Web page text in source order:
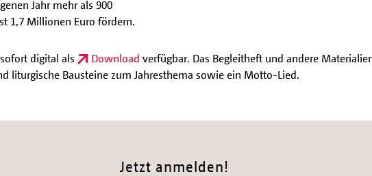
Jahr mehr als 900
1,7 Millionen Euro fördern.
digital als Download verfügbar. Das Begleitheft und andere
liturgische Bausteine zum Jahresthema sowie ein Motto-Lied.
Jetzt anmelden!